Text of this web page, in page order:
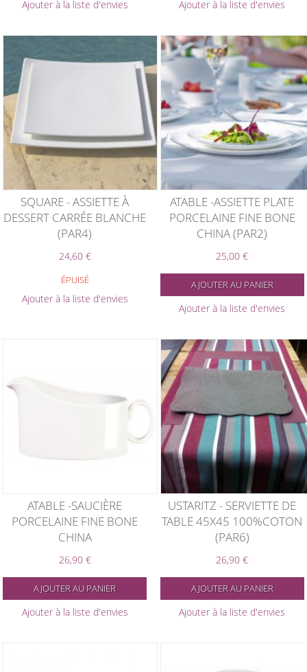
Ajouter à la liste d'envies Ajouter à la liste d'envies
SQUARE - ASSIETTE À
DESSERT CARRÉE BLANCHE
(PAR4)
24,60 €
ÉPUISÉ
Ajouter à la liste d'envies
ATABLE -ASSIETTE PLATE
PORCELAINE FINE BONE
CHINA (PAR2)
25,00 €
AJOUTER AU PANIER
Ajouter à la liste d'envies
ATABLE -SAUCIÈRE
PORCELAINE FINE BONE
CHINA
26,90 €
AJOUTER AU PANIER
Ajouter à la liste d'envies
USTARITZ - SERVIETTE DE
TABLE 45X45 100%COTON
(PAR6)
26,90 €
AJOUTER AU PANIER
Ajouter à la liste d'envies